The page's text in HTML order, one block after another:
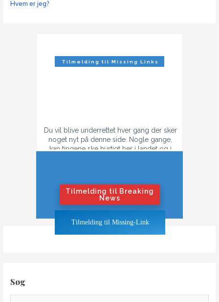
Hvem er jeg?
Du vil blive underrettet hver gang der sker
noget nyt på denne side. Nogle gange,
kan tingene ske hurtigt her i landet og i
dagen i tilfælde af krig eller konflikt,
tilmeld dig "Nyhedsbrevet".
når tingene bliver hedt, klik på "Breaking
Tilmelding til Missing Links
Tilmelding til Breaking
News
Tilmelding til Missing-Link
Søg